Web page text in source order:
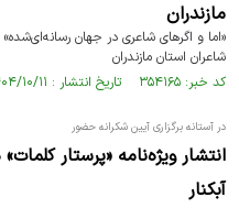
مازندران
«اما و اگرهای شاعری در جهان
شاعران استان مازندران
کد خبر: ۳۵۴۱۶۵ تاریخ انتشار : ۱۴۰۴/۱۰/۱۱
در آستانه برگزاری آیین شکرانه حضور
انتشار ویژه‌نامه «پرستار
آبکنار